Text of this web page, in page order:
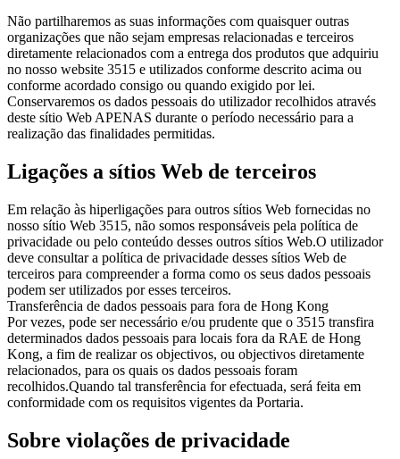
Não partilharemos as suas informações com quaisquer outras
organizações que não sejam empresas relacionadas e terceiros
diretamente relacionados com a entrega dos produtos que adquiriu
no nosso website 3515 e utilizados conforme descrito acima ou
conforme acordado consigo ou quando exigido por lei.
Conservaremos os dados pessoais do utilizador recolhidos através
deste sítio Web APENAS durante o período necessário para a
realização das finalidades permitidas.
Ligações a sítios Web de terceiros
Em relação às hiperligações para outros sítios Web fornecidas no
nosso sítio Web 3515, não somos responsáveis pela política de
privacidade ou pelo conteúdo desses outros sítios Web.O utilizador
deve consultar a política de privacidade desses sítios Web de
terceiros para compreender a forma como os seus dados pessoais
podem ser utilizados por esses terceiros.
Transferência de dados pessoais para fora de Hong Kong
Por vezes, pode ser necessário e/ou prudente que o 3515 transfira
determinados dados pessoais para locais fora da RAE de Hong
Kong, a fim de realizar os objectivos, ou objectivos diretamente
relacionados, para os quais os dados pessoais foram
recolhidos.Quando tal transferência for efectuada, será feita em
conformidade com os requisitos vigentes da Portaria.
Sobre violações de privacidade